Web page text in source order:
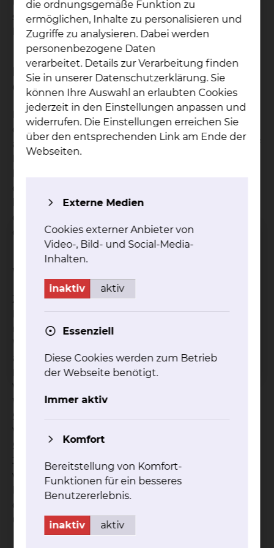
statt. Hierbei wird interdisziplinär ein
Behandlungskonzept erarbeitet.
Bei welchen Krankheitsbildern ist die
Operation geeignet?
Klinische Beschwerden können in Form von
örtlichen oder auch in Arme und/oder Beine
ausstrahlende Schmerzen auftreten. Bei Druck auf
Nerven oder Rückenmark kommt es zu
der Blasen-/Darmtätigkeit bis hin zu einer
kompletten Querschnittslähmung. Auch können
durch einen Tumor Instabilität der Wirbelsäule
oder Brüche von Wirbelkörpern entstehen.
Welche Ziele hat die Operation?
Ziel unserer Behandlung ist eine möglichst zügige
Entlastung der bedrängten Strukturen, wenn
nötig auch gleichzeitig eine Stabilisierung der
Wirbelsäule. Hierbei muss im Einzelfall eine
aufwendige Rekonstruktion des geschädigten
Halteapparats erfolgen. Hierfür steht uns eine
Vielzahl von Implantaten (Bandscheiben- und
Wirbelkörper-Ersatz, Platten, Schrauben-Stab-
Systeme, Knochenersatz-Materialien), zur
Verfügung. Zum präzisen Einbringen der
Schrauben ist intraoperativ sowohl eine Röntgen
3D-Bildgebung wie auch die Neuronavigation
vorhanden. Die Funktion der operationsnahen
Nervenstrukturen kann während des Eingriffs
durch spezielle, neurologische Messverfahren
überwacht werden (Neuro-Monitoring).
die ordnungsgemäße Funktion zu
ermöglichen, Inhalte zu personalisieren und
Zugriffe zu analysieren. Dabei werden
personenbezogene Daten
verarbeitet. Details zur Verarbeitung finden
Sie in unserer Datenschutzerklärung. Sie
können Ihre Auswahl an erlaubten Cookies
jederzeit in den Einstellungen anpassen und
widerrufen. Die Einstellungen erreichen Sie
über den entsprechenden Link am Ende der
Webseiten.
Externe Medien
Cookies externer Anbieter von
Video-, Bild- und Social-Media-
Inhalten.
inaktiv aktiv
Essenziell
Diese Cookies werden zum Betrieb
der Webseite benötigt.
Immer aktiv
Komfort
Bereitstellung von Komfort-
Funktionen für ein besseres
Benutzererlebnis.
inaktiv aktiv